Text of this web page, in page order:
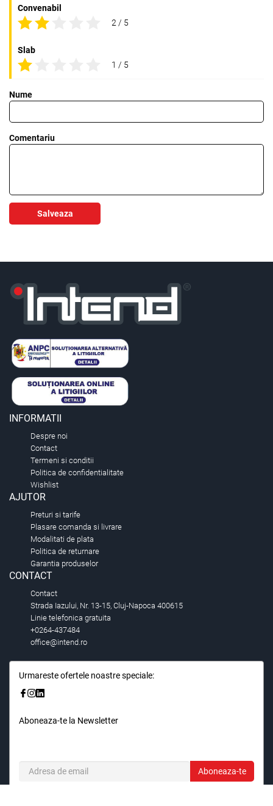
Convenabil
2 / 5
Slab
1 / 5
Nume
Comentariu
Salveaza
INFORMATII
Despre noi
Contact
Termeni si conditii
Politica de confidentialitate
Wishlist
AJUTOR
Preturi si tarife
Plasare comanda si livrare
Modalitati de plata
Politica de returnare
Garantia produselor
CONTACT
Contact
Strada Iazului, Nr. 13-15, Cluj-Napoca 400615
Linie telefonica gratuita
+0264-437484
office@intend.ro
Urmareste ofertele noastre speciale:
Aboneaza-te la Newsletter
Aboneaza-te